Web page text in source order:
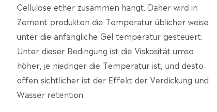
Cellulose ether zusammen hängt. Daher wird in
Zement produkten die Temperatur üblicher weise
unter die anfängliche Gel temperatur gesteuert.
Unter dieser Bedingung ist die Viskosität umso
höher, je niedriger die Temperatur ist, und desto
offen sichtlicher ist der Effekt der Verdickung und
Wasser retention.